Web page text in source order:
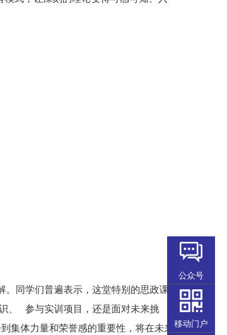
同学们普遍表示，这堂特别的思政课
、 参与实训项目，还是面对未来挑
体力量和荣誉感的重要性，将在未来
公众号
移动门户